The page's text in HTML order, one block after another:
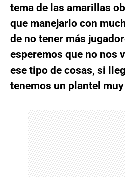
tema de las amarillas
que manejarlo con
de no tener más
esperemos que no nos
ese tipo de cosas, si
tenemos un plantel muy